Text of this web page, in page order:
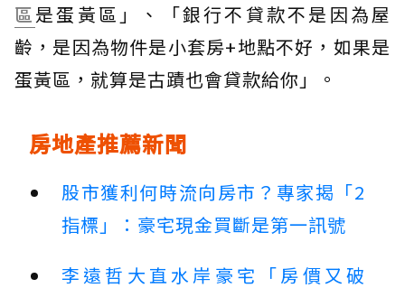
區是蛋黃區」、「銀行不貸款不是因為屋
齡，是因為物件是小套房+地點不好，如果是
蛋黃區，就算是古蹟也會貸款給你」。
房地產推薦新聞
股市獲利何時流向房市？專家揭「2
指標」：豪宅現金買斷是第一訊號
李遠哲大直水岸豪宅「房價又破